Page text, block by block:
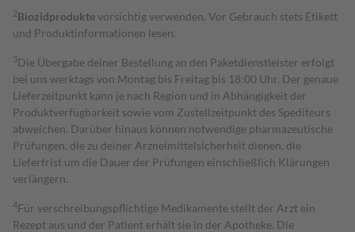
2Biozidproduktevorsichtig verwenden. Vor Gebrauch stets Etikett
und Produktinformationen lesen.
3Die Übergabe deiner Bestellung an den Paketdienstleister erfolgt
bei uns werktags von Montag bis Freitag bis 18:00 Uhr. Der genaue
Lieferzeitpunkt kann je nach Region und in Abhängigkeit der
Produktverfügbarkeit sowie vom Zustellzeitpunkt des Spediteurs
abweichen. Darüber hinaus können notwendige pharmazeutische
Prüfungen, die zu deiner Arzneimittelsicherheit dienen, die
Lieferfrist um die Dauer der Prüfungen einschließlich Klärungen
verlängern.
4Für verschreibungspflichtige Medikamente stellt der Arzt ein
Rezept aus und der Patient erhält sie in der Apotheke. Die